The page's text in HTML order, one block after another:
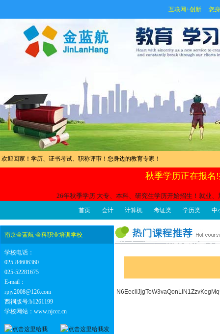
互联网+创新 您身
欢迎回家！学历、证书考试、职称评审！您身边的教育专家！
秋季学历正在报名
26年秋季学历 大专、本科、研究生学历开始招生！就业
首页 会计 计算机 考证类 学历类 中
南京金蓝航 金科职业培训学校
学校电话：
025-84606360
025-52281675
E-mail：
rpjy2008@126.com
西祠版号:b1261199
学校网站：www.njccc.cn